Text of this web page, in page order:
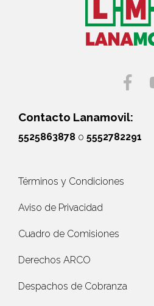
Contacto Lanamovil:
5525863878 o 5552782291
Términos y Condiciones
Aviso de Privacidad
Cuadro de Comisiones
Derechos ARCO
Despachos de Cobranza